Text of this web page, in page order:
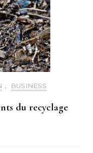
, BUSINESS
du recyclage